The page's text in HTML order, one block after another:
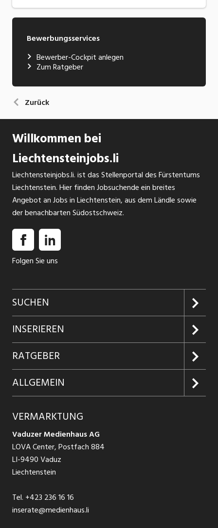
Bewerbungsservices
Bewerber-Cockpit anlegen
Zum Ratgeber
Zurück
Willkommen bei
Liechtensteinjobs.li
Liechtensteinjobs.li. ist das Stellenportal des Fürstentums
Liechtenstein. Hier finden Jobsuchende ein breites
Angebot an Jobs in Liechtenstein, aus dem Ländle sowie
der benachbarten Südostschweiz.
Folgen Sie uns
SUCHEN
Jobs suchen
Jobabo
Firmen entdecken
Jobs in Graubünden
Jobs in St. Gallen
Jobs in Glarus
Jobs in der Südostschweiz
Temporär Jobs
INSERIEREN
Kundenlogin
Inserieren
Produkte
Schnittstelle
RATGEBER
Glossar
Ratgeber Bewerbung / Rekrutierung
ALLGEMEIN
AGB
Datenschutzbestimmungen
Nutzungsbedingungen
Impressum
VERMARKTUNG
Vaduzer Medienhaus AG
LOVA Center, Postfach 884
LI-9490 Vaduz
Liechtenstein
Tel. +423 236 16 16
inserate@medienhaus.li